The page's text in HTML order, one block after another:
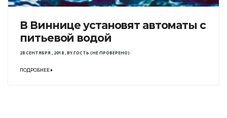
В Виннице установят автоматы с
питьевой водой
28 СЕНТЯБРЯ , 2018,BYГОСТЬ (НЕ ПРОВЕРЕНО)
ПОДРОБНЕЕ